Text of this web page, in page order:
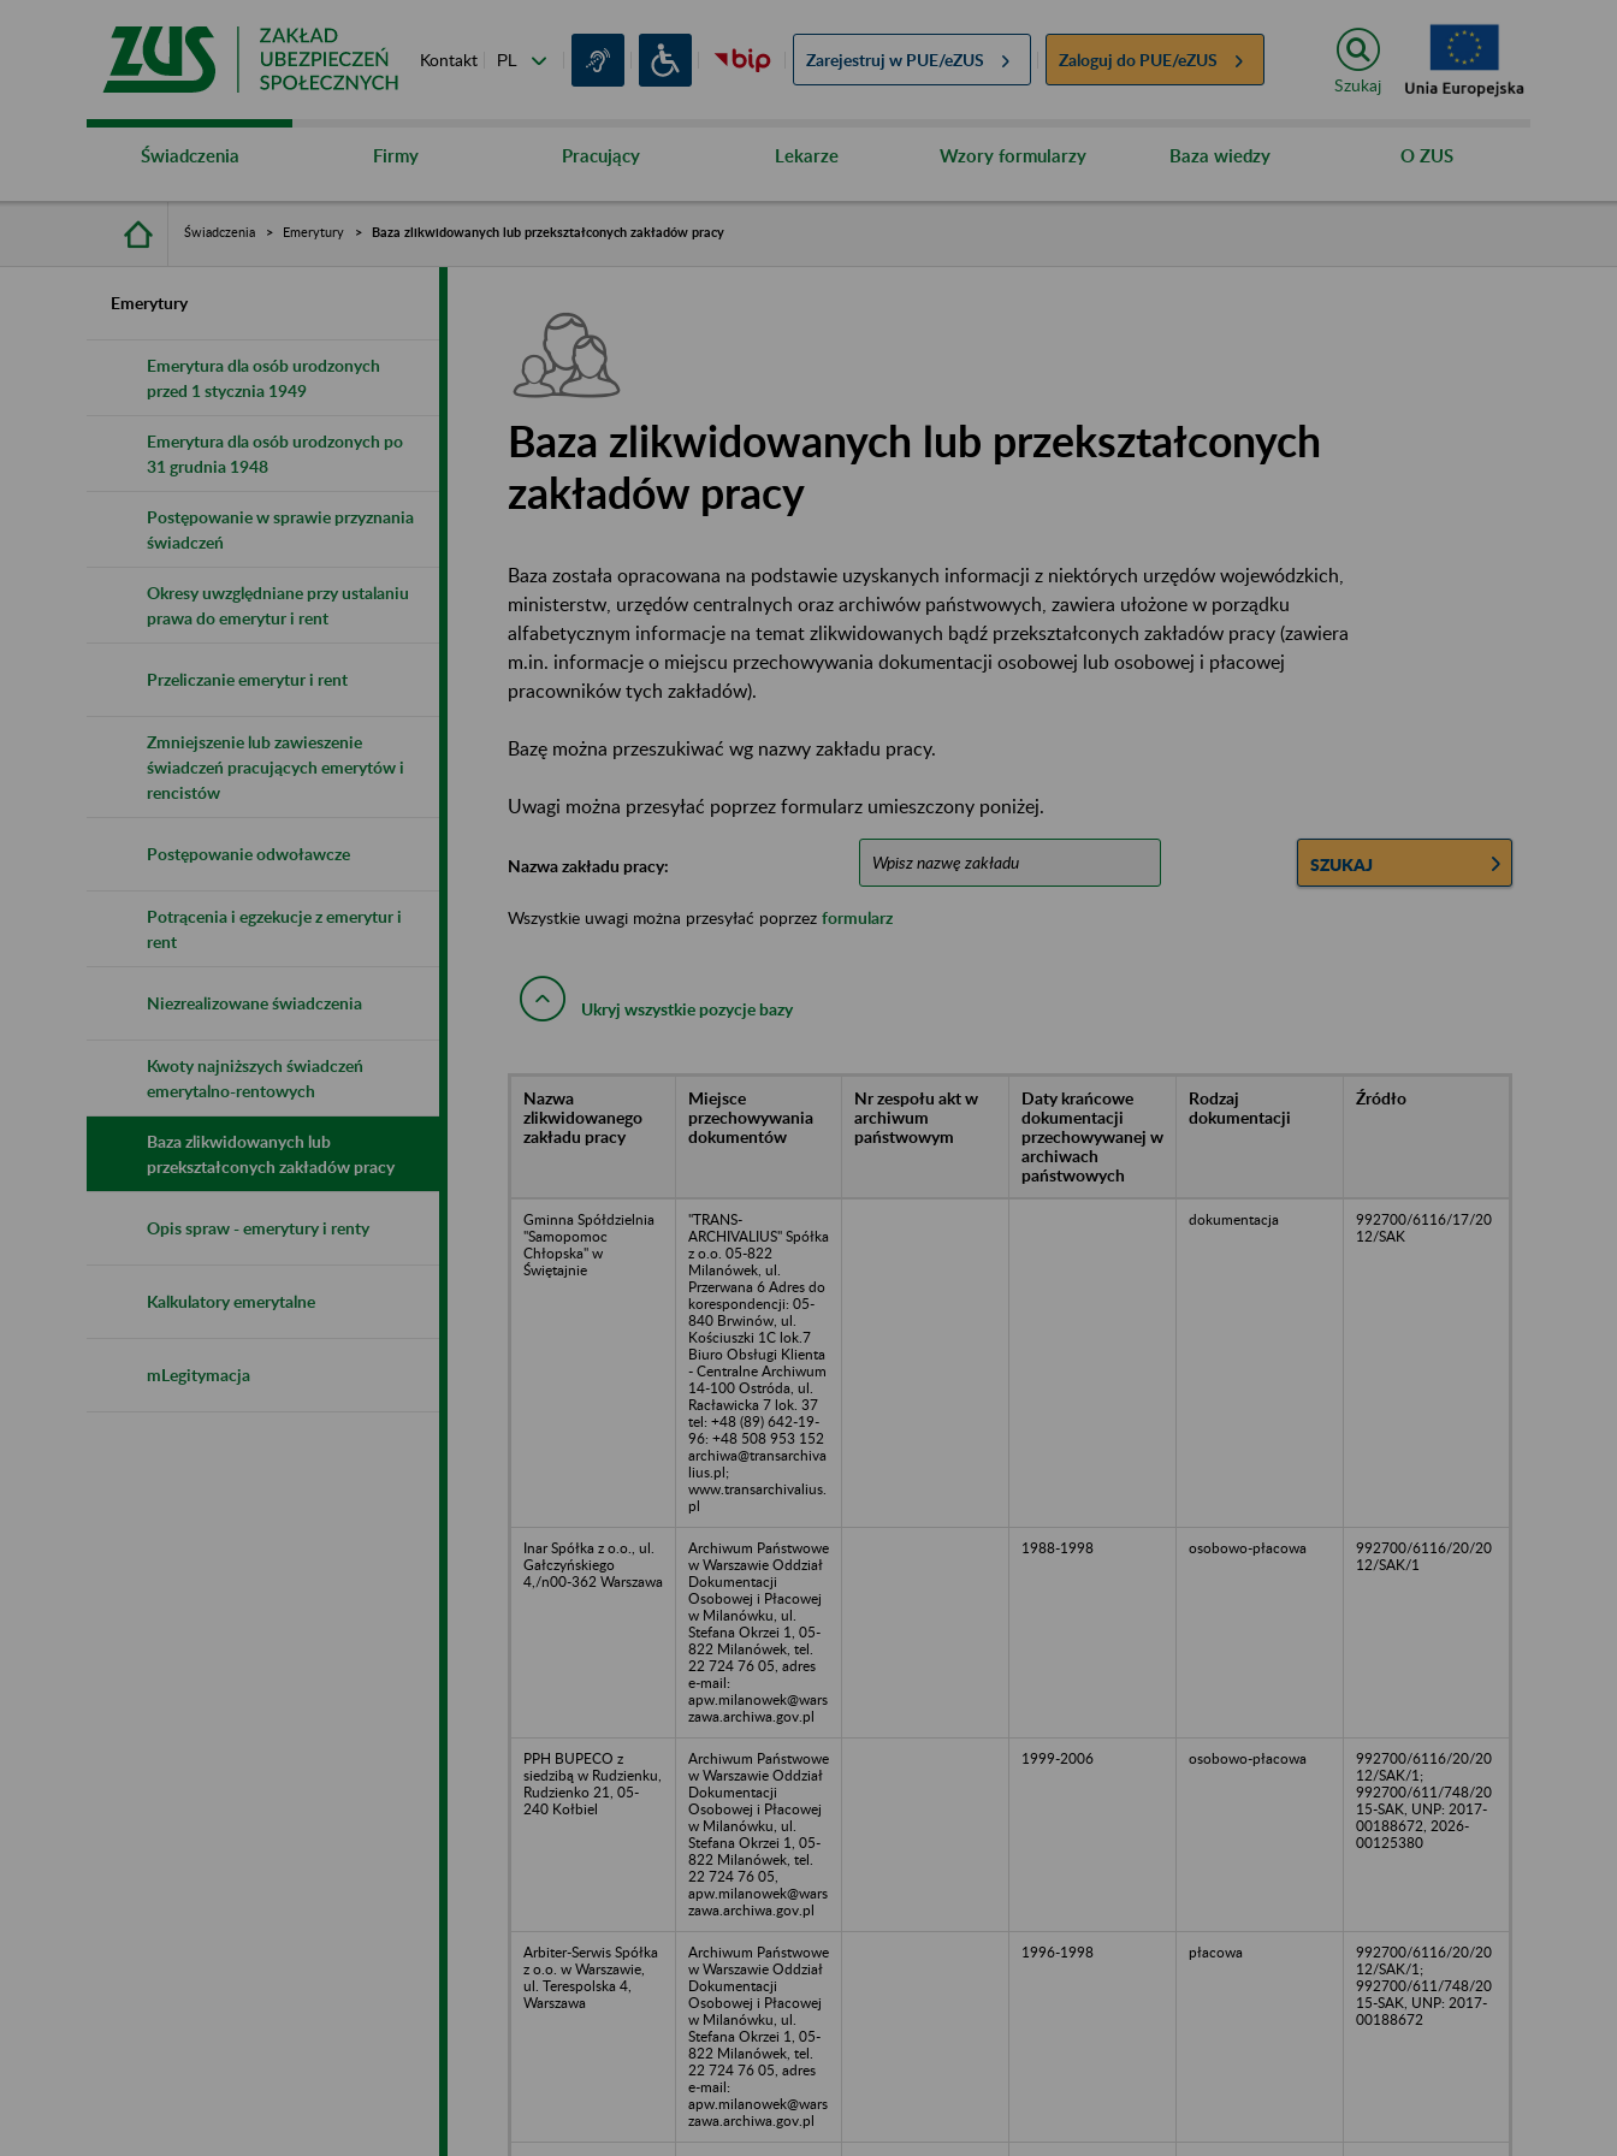
Kontakt Zarejestruj w PUE/eZUS Zaloguj do PUE/eZUS
Szukaj
Świadczenia Firmy Pracujący Lekarze Wzory formularzy Baza wiedzy O ZUS
Świadczenia Emerytury Baza zlikwidowanych lub przekształconych zakładów pracy
Emerytury
Emerytura dla osób urodzonych
przed 1 stycznia 1949
Emerytura dla osób urodzonych po
31 grudnia 1948
Postępowanie w sprawie przyznania
świadczeń
Okresy uwzględniane przy ustalaniu
prawa do emerytur i rent
Przeliczanie emerytur i rent
Zmniejszenie lub zawieszenie
świadczeń pracujących emerytów i
rencistów
Postępowanie odwoławcze
Potrącenia i egzekucje z emerytur i
rent
Niezrealizowane świadczenia
Kwoty najniższych świadczeń
emerytalno-rentowych
Baza zlikwidowanych lub
przekształconych zakładów pracy
Opis spraw - emerytury i renty
Kalkulatory emerytalne
mLegitymacja
Baza zlikwidowanych lub przekształconych
zakładów pracy
Baza została opracowana na podstawie uzyskanych informacji z niektórych urzędów wojewódzkich,
ministerstw, urzędów centralnych oraz archiwów państwowych, zawiera ułożone w porządku
alfabetycznym informacje na temat zlikwidowanych bądź przekształconych zakładów pracy (zawiera
m.in. informacje o miejscu przechowywania dokumentacji osobowej lub osobowej i płacowej
pracowników tych zakładów).
Bazę można przeszukiwać wg nazwy zakładu pracy.
Uwagi można przesyłać poprzez formularz umieszczony poniżej.
Nazwa zakładu pracy: SZUKAJ
Wszystkie uwagi można przesyłać poprzez formularz
Ukryj wszystkie pozycje bazy
Nazwa
zlikwidowanego
zakładu pracy
Miejsce
przechowywania
dokumentów
Nr zespołu akt w
archiwum
państwowym
Daty krańcowe
dokumentacji
przechowywanej w
archiwach
państwowych
Rodzaj
dokumentacji
Źródło
Gminna Spółdzielnia
"Samopomoc
Chłopska" w
Świętajnie
"TRANS-
ARCHIVALIUS" Spółka
z o.o. 05-822
Milanówek, ul.
Przerwana 6 Adres do
korespondencji: 05-
840 Brwinów, ul.
Kościuszki 1C lok.7
Biuro Obsługi Klienta
- Centralne Archiwum
14-100 Ostróda, ul.
Racławicka 7 lok. 37
tel: +48 (89) 642-19-
96: +48 508 953 152
archiwa@transarchiva
lius.pl;
www.transarchivalius.
pl
dokumentacja
992700/6116/17/20
12/SAK
Inar Spółka z o.o., ul.
Gałczyńskiego
4,/n00-362 Warszawa
Archiwum Państwowe
w Warszawie Oddział
Dokumentacji
Osobowej i Płacowej
w Milanówku, ul.
Stefana Okrzei 1, 05-
822 Milanówek, tel.
22 724 76 05, adres
e-mail:
apw.milanowek@wars
zawa.archiwa.gov.pl
1988-1998 osobowo-płacowa
992700/6116/20/20
12/SAK/1
PPH BUPECO z
siedzibą w Rudzienku,
Rudzienko 21, 05-
240 Kołbiel
Archiwum Państwowe
w Warszawie Oddział
Dokumentacji
Osobowej i Płacowej
w Milanówku, ul.
Stefana Okrzei 1, 05-
822 Milanówek, tel.
22 724 76 05,
apw.milanowek@wars
zawa.archiwa.gov.pl
1999-2006 osobowo-płacowa
992700/6116/20/20
12/SAK/1;
992700/611/748/20
15-SAK, UNP: 2017-
00188672, 2026-
00125380
Arbiter-Serwis Spółka
z o.o. w Warszawie,
ul. Terespolska 4,
Warszawa
Archiwum Państwowe
w Warszawie Oddział
Dokumentacji
Osobowej i Płacowej
w Milanówku, ul.
Stefana Okrzei 1, 05-
822 Milanówek, tel.
22 724 76 05, adres
e-mail:
apw.milanowek@wars
zawa.archiwa.gov.pl
1996-1998 płacowa
992700/6116/20/20
12/SAK/1;
992700/611/748/20
15-SAK, UNP: 2017-
00188672